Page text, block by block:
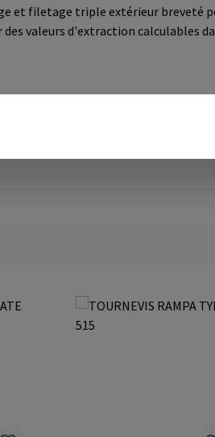
et filetage triple extérieur breveté
valeurs d'extraction calculables